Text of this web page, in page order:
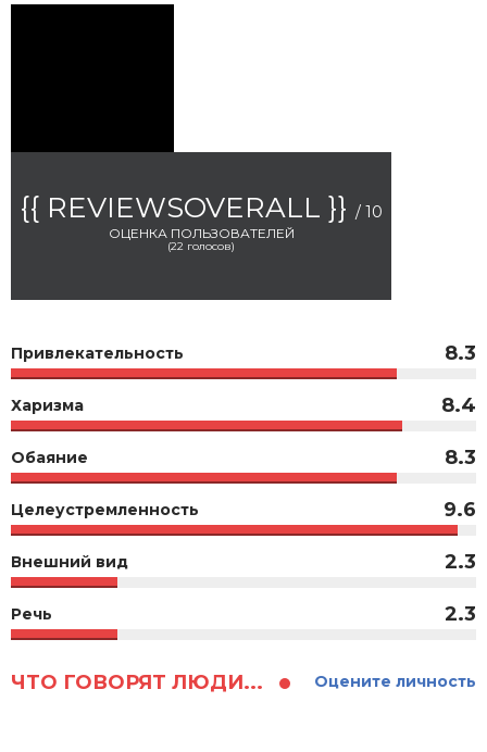
{{ REVIEWSOVERALL }} / 10
ОЦЕНКА ПОЛЬЗОВАТЕЛЕЙ
(22 голосов)
Привлекательность 8.3
Харизма 8.4
Обаяние 8.3
Целеустремленность 9.6
Внешний вид 2.3
Речь 2.3
ЧТО ГОВОРЯТ ЛЮДИ... Оцените личность